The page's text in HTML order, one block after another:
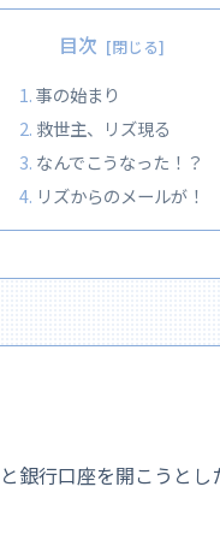
目次
事の始まり
救世主、リズ現る
なんでこうなった！？
リズからのメールが！
銀行口座を開こうとし